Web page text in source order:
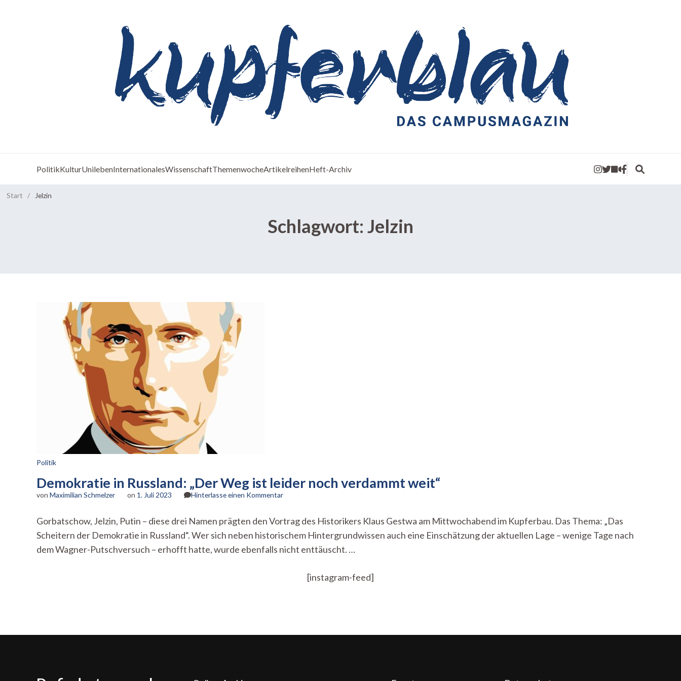
PolitikKulturUnilebenInternationalesWissenschaftThemenwocheArtikelreihenHeft-Archiv
Start / Jelzin
Schlagwort: Jelzin
Politik
Demokratie in Russland: „Der Weg ist leider noch verdammt weit“
von Maximilian Schmelzer on 1. Juli 2023 Hinterlasse einen Kommentarzu
Russland:
„Der
Weg
ist
Gorbatschow, Jelzin, Putin – diese drei Namen prägten den Vortrag des Historikers Klaus Gestwa am Mittwochabend im Kupferbau. Das Thema: „Das
Scheitern der Demokratie in Russland“. Wer sich neben historischem Hintergrundwissen auch eine Einschätzung der aktuellen Lage – wenige Tage nach
dem Wagner-Putschversuch – erhofft hatte, wurde ebenfalls nicht enttäuscht. …
[instagram-feed]